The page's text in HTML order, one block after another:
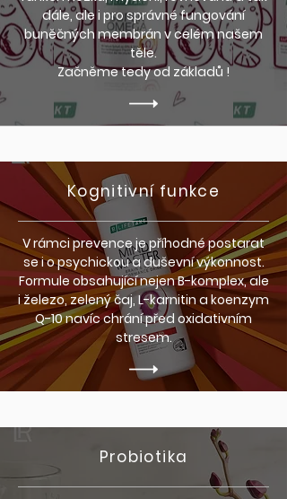
dále, ale i pro správné fungování
buněčných membrán v celém našem
těle.
Začněme tedy od základů !
Kognitivní funkce
V rámci prevence je příhodné postarat
se i o psychickou a duševní výkonnost.
Formule obsahující nejen B-komplex, ale
i železo, zelený čaj, L-karnitin a koenzym
Q-10 navíc chrání před oxidativním
stresem.
Probiotika